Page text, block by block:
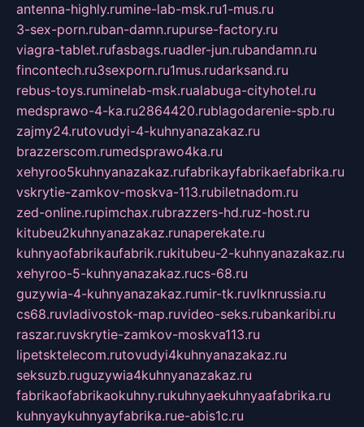
antenna-highly.rumine-lab-msk.ru1-mus.ru
3-sex-porn.ruban-damn.rupurse-factory.ru
viagra-tablet.rufasbags.ruadler-jun.rubandamn.ru
fincontech.ru3sexporn.ru1mus.rudarksand.ru
rebus-toys.ruminelab-msk.rualabuga-cityhotel.ru
medsprawo-4-ka.ru2864420.rublagodarenie-spb.ru
zajmy24.rutovudyi-4-kuhnyanazakaz.ru
brazzerscom.rumedsprawo4ka.ru
xehyroo5kuhnyanazakaz.rufabrikayfabrikaefabrika.ru
vskrytie-zamkov-moskva-113.rubiletnadom.ru
zed-online.rupimchax.rubrazzers-hd.ruz-host.ru
kitubeu2kuhnyanazakaz.runaperekate.ru
kuhnyaofabrikaufabrik.rukitubeu-2-kuhnyanazakaz.ru
xehyroo-5-kuhnyanazakaz.rucs-68.ru
guzywia-4-kuhnyanazakaz.rumir-tk.ruvlknrussia.ru
cs68.ruvladivostok-map.ruvideo-seks.rubankaribi.ru
raszar.ruvskrytie-zamkov-moskva113.ru
lipetsktelecom.rutovudyi4kuhnyanazakaz.ru
seksuzb.ruguzywia4kuhnyanazakaz.ru
fabrikaofabrikaokuhny.rukuhnyaekuhnyaafabrika.ru
kuhnyaykuhnyayfabrika.rue-abis1c.ru